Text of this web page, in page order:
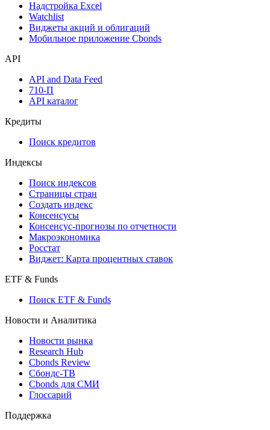
Надстройка Excel
Watchlist
Виджеты акций и облигаций
Мобильное приложение Cbonds
API
API and Data Feed
710-П
API каталог
Кредиты
Поиск кредитов
Индексы
Поиск индексов
Страницы стран
Создать индекс
Консенсусы
Консенсус-прогнозы по отчетности
Макроэкономика
Росстат
Виджет: Карта процентных ставок
ETF & Funds
Поиск ETF & Funds
Новости и Аналитика
Новости рынка
Research Hub
Cbonds Review
Сбондс-ТВ
Cbonds для СМИ
Глоссарий
Поддержка